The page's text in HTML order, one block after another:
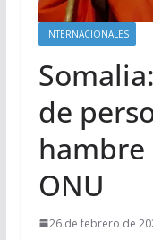
INTERNACIONALES
de
hambre
ONU
26 de febrero de